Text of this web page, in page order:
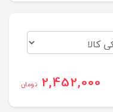
2,452,000 تومان